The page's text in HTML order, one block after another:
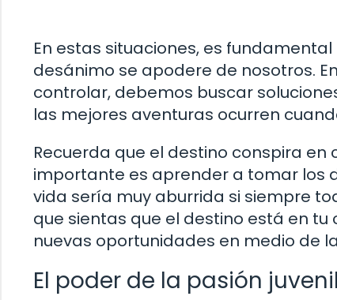
En estas situaciones, es
desánimo se apodere de nosotros.
controlar, debemos buscar
las mejores aventuras ocurren
Recuerda que el destino conspira
importante es aprender a tomar los
vida sería muy aburrida si siempre
que sientas que el destino está en
nuevas oportunidades en medio de
El poder de la pasión juvenil